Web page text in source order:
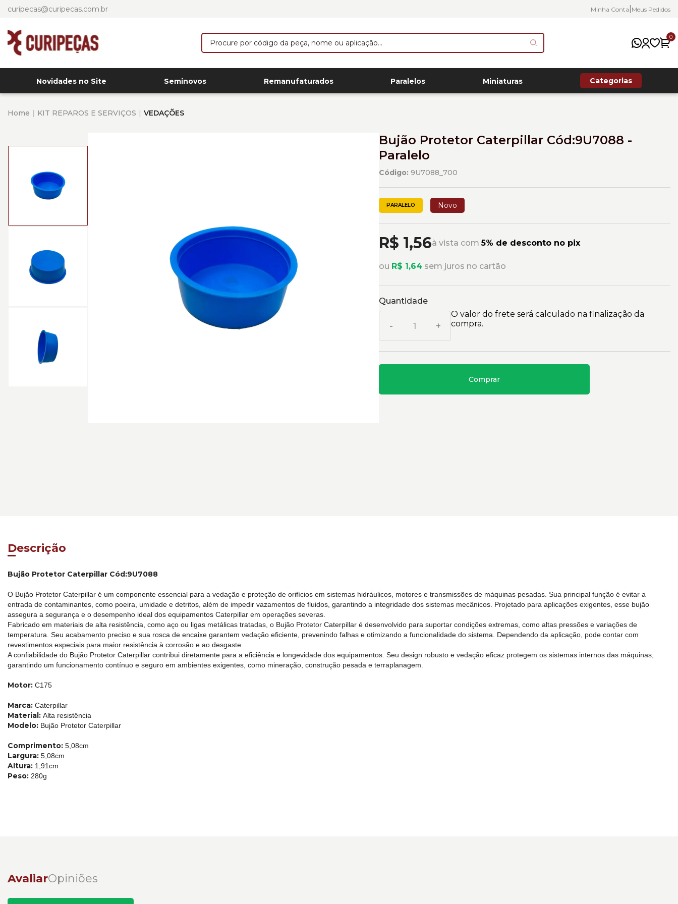
curipecas@curipecas.com.br Minha Conta Meus Pedidos
0
Novidades no Site Seminovos Remanufaturados Paralelos Miniaturas Categorias
Home KIT REPAROS E SERVIÇOS VEDAÇÕES
Bujão Protetor Caterpillar Cód:9U7088 -
Paralelo
Código: 9U7088_700
PARALELO Novo
R$ 1,56à vista com5% de desconto no pix
ou R$ 1,64sem juros no cartão
Quantidade
- +
O valor do frete será calculado na finalização da
compra.
Comprar
Descrição
Bujão Protetor Caterpillar Cód:9U7088
O Bujão Protetor Caterpillar é um componente essencial para a vedação e proteção de orifícios em sistemas hidráulicos, motores e transmissões de máquinas pesadas. Sua principal função é evitar a
entrada de contaminantes, como poeira, umidade e detritos, além de impedir vazamentos de fluidos, garantindo a integridade dos sistemas mecânicos. Projetado para aplicações exigentes, esse bujão
assegura a segurança e o desempenho ideal dos equipamentos Caterpillar em operações severas.
Fabricado em materiais de alta resistência, como aço ou ligas metálicas tratadas, o Bujão Protetor Caterpillar é desenvolvido para suportar condições extremas, como altas pressões e variações de
temperatura. Seu acabamento preciso e sua rosca de encaixe garantem vedação eficiente, prevenindo falhas e otimizando a funcionalidade do sistema. Dependendo da aplicação, pode contar com
revestimentos especiais para maior resistência à corrosão e ao desgaste.
A confiabilidade do Bujão Protetor Caterpillar contribui diretamente para a eficiência e longevidade dos equipamentos. Seu design robusto e vedação eficaz protegem os sistemas internos das máquinas,
garantindo um funcionamento contínuo e seguro em ambientes exigentes, como mineração, construção pesada e terraplanagem.
Motor: C175
Marca: Caterpillar
Material: Alta resistência
Modelo: Bujão Protetor Caterpillar
Comprimento: 5,08cm
Largura: 5,08cm
Altura: 1,91cm
Peso: 280g
AvaliarOpiniões